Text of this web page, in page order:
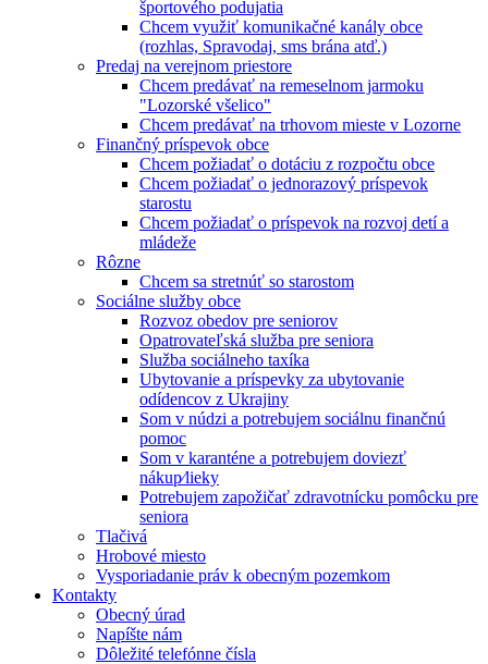
športového podujatia
Chcem využiť komunikačné kanály obce
(rozhlas, Spravodaj, sms brána atď.)
Predaj na verejnom priestore
Chcem predávať na remeselnom jarmoku
"Lozorské všelico"
Chcem predávať na trhovom mieste v Lozorne
Finančný príspevok obce
Chcem požiadať o dotáciu z rozpočtu obce
Chcem požiadať o jednorazový príspevok
starostu
Chcem požiadať o príspevok na rozvoj detí a
mládeže
Rôzne
Chcem sa stretnúť so starostom
Sociálne služby obce
Rozvoz obedov pre seniorov
Opatrovateľská služba pre seniora
Služba sociálneho taxíka
Ubytovanie a príspevky za ubytovanie
odídencov z Ukrajiny
Som v núdzi a potrebujem sociálnu finančnú
pomoc
Som v karanténe a potrebujem doviezť
nákup⁄lieky
Potrebujem zapožičať zdravotnícku pomôcku pre
seniora
Tlačivá
Hrobové miesto
Vysporiadanie práv k obecným pozemkom
Kontakty
Obecný úrad
Napíšte nám
Dôležité telefónne čísla